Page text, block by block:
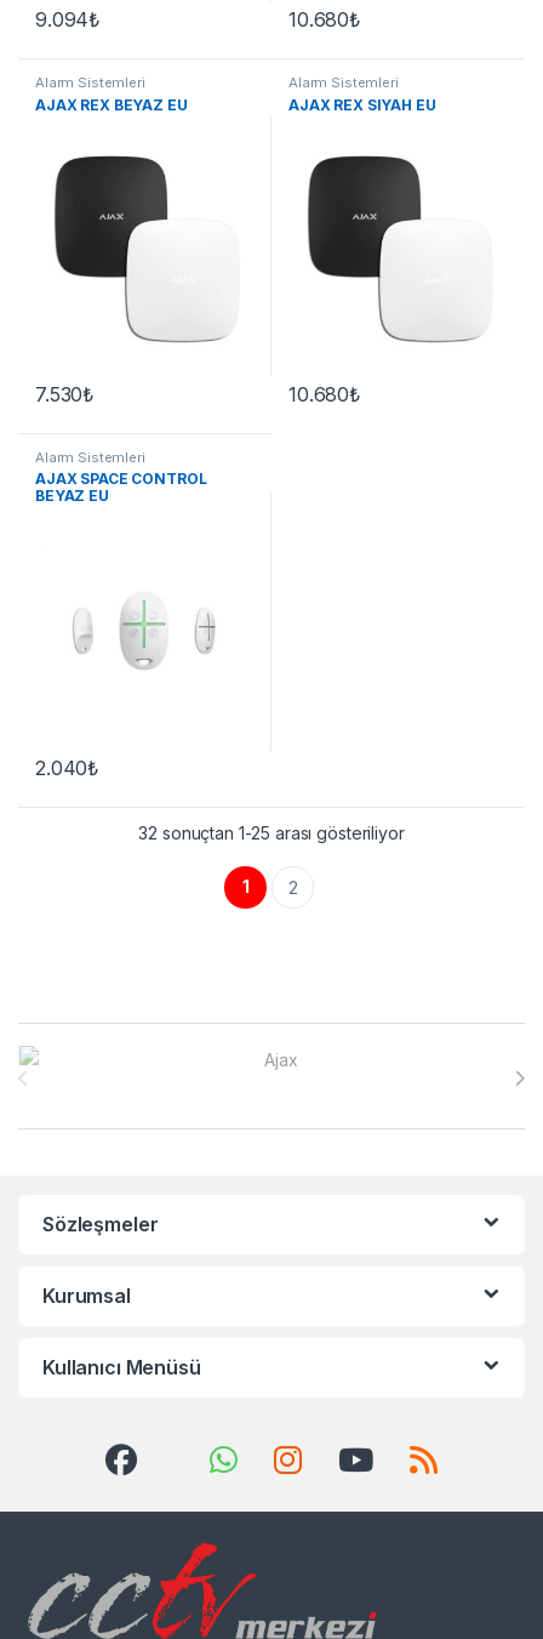
9.094₺ 10.680₺
Alarm Sistemleri
AJAX REX BEYAZ EU
7.530₺
Alarm Sistemleri
AJAX REX SIYAH EU
10.680₺
Alarm Sistemleri
AJAX SPACE CONTROL
BEYAZ EU
2.040₺
32 sonuçtan 1-25 arası gösteriliyor
1 2
Brands Carousel
Sözleşmeler
Kurumsal
Kullanıcı Menüsü